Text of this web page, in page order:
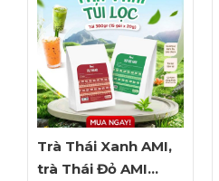
Trà Thái Xanh AMI,
trà Thái Đỏ AMI